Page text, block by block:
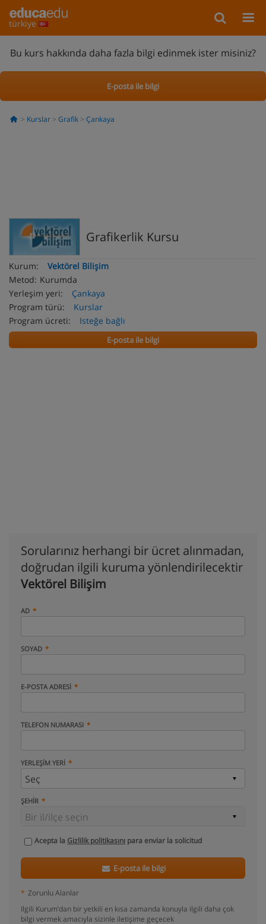
türkiye
Bu kurs hakkında daha fazla bilgi edinmek ister misiniz?
E-posta ile bilgi
Kurslar Grafik Çankaya
Grafikerlik Kursu
Kurum:
Vektörel Bilişim
Metod: Kurumda
Yerleşim yeri:
Çankaya
Program türü:
Kurslar
Program ücreti:
Isteğe bağlı
E-posta ile bilgi
Sorularınız herhangi bir ücret alınmadan,
doğrudan ilgili kuruma yönlendirilecektir
Vektörel Bilişim
AD
SOYAD
E-POSTA ADRESI
TELEFON NUMARASI
YERLEŞIM YERI
ŞEHIR
Acepta la Gizlilik politikasını para enviar la solicitud
E-posta ile bilgi
* Zorunlu Alanlar
Ilgili Kurum’dan bir yetkili en kısa zamanda konuyla ilgili daha çok
bilgi vermek amacıyla sizinle iletişime geçecek